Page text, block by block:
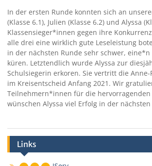
In der ersten Runde konnten sich an
(Klasse 6.1), Julien (Klasse 6.2) und Alyssa
Klassensieger*innen gegen ihre
alle drei eine wirklich gute Leseleistung
in der nächsten Runde sehr schwer,
küren. Letztendlich wurde Alyssa zur
Schulsiegerin erkoren. Sie vertritt die Anne-
im Kreisentscheid Anfang 2021. Wir
Teilnehmern*innen für die hervorragenden
wünschen Alyssa viel Erfolg in der nächsten
Links